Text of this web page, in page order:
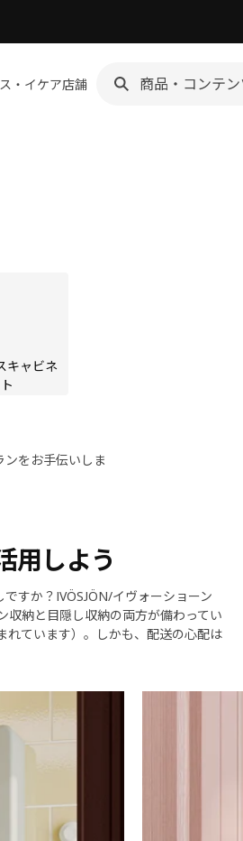
・イケア店舗
キャビネ
をお手伝いしま
用しよう
すか？IVÖSJÖN/イヴォーショーン
収納と目隠し収納の両方が備わってい
れています）。しかも、配送の心配は